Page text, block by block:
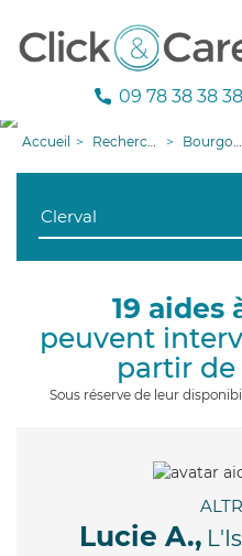
09 78 38 38 38
Accueil Recherche aide à domicile Bourgogne-Franche-Comté
19 aides
peuvent
partir de
Sous réserve de leur
Lucie A.,